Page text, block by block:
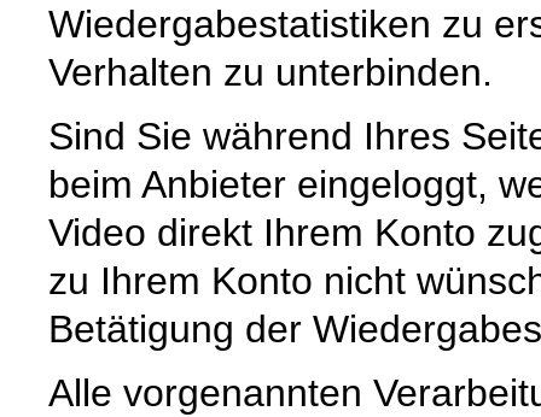
Wiedergabestatistiken zu
Verhalten zu unterbinden.
Sind Sie während Ihres
beim Anbieter eingeloggt,
Video direkt Ihrem Konto
zu Ihrem Konto nicht
Betätigung der
Alle vorgenannten